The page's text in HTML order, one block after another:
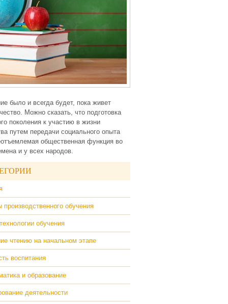
было и всегда будет, пока живет
Можно сказать, что подготовка
поколения к участию в жизни
путем передачи социального опыта
общественная функция во
и у всех народов.
производственного обучения
обучения
чтению на начальном этапе
воспитания
и образование
деятельности